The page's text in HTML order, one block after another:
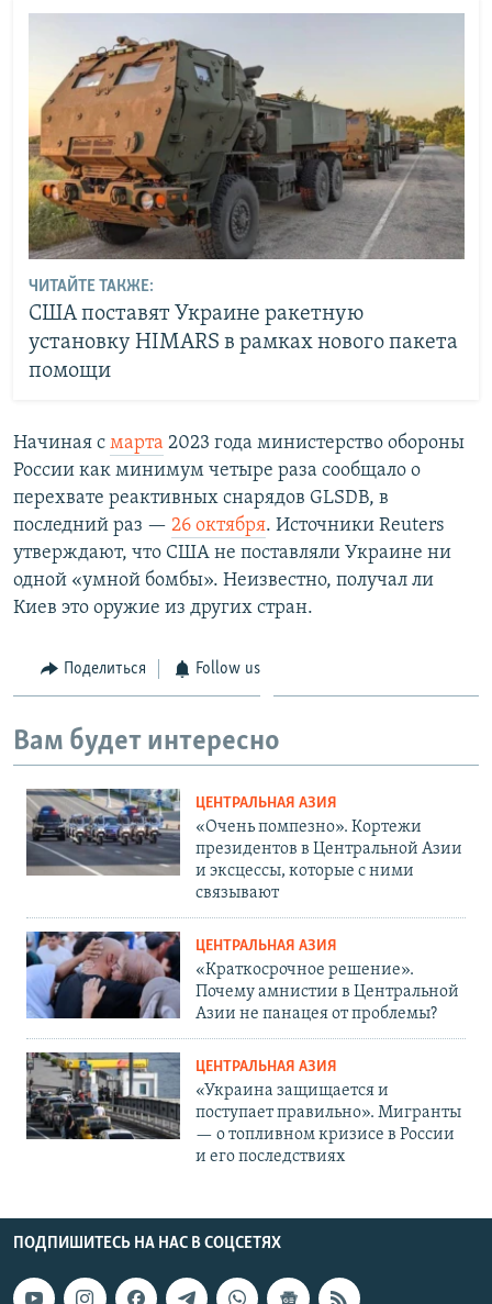
ЧИТАЙТЕ ТАКЖЕ:
США поставят Украине ракетную
установку HIMARS в рамках нового пакета
помощи
Начиная с марта 2023 года министерство обороны
России как минимум четыре раза сообщало о
перехвате реактивных снарядов GLSDB, в
последний раз — 26 октября. Источники Reuters
утверждают, что США не поставляли Украине ни
одной «умной бомбы». Неизвестно, получал ли
Киев это оружие из других стран.
Поделиться Follow us
Вам будет интересно
ЦЕНТРАЛЬНАЯ АЗИЯ
«Очень помпезно». Кортежи
президентов в Центральной Азии
и эксцессы, которые с ними
связывают
ЦЕНТРАЛЬНАЯ АЗИЯ
«Краткосрочное решение».
Почему амнистии в Центральной
Азии не панацея от проблемы?
ЦЕНТРАЛЬНАЯ АЗИЯ
«Украина защищается и
поступает правильно». Мигранты
— о топливном кризисе в России
и его последствиях
ПОДПИШИТЕСЬ НА НАС В СОЦСЕТЯХ